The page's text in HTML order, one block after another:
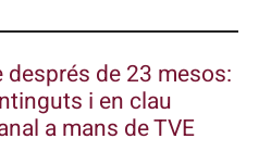
de 23 mesos:
i en clau
a mans de TVE